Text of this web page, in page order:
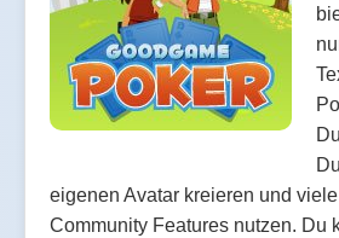
eigenen Avatar kreieren und
Community Features nutzen. Du